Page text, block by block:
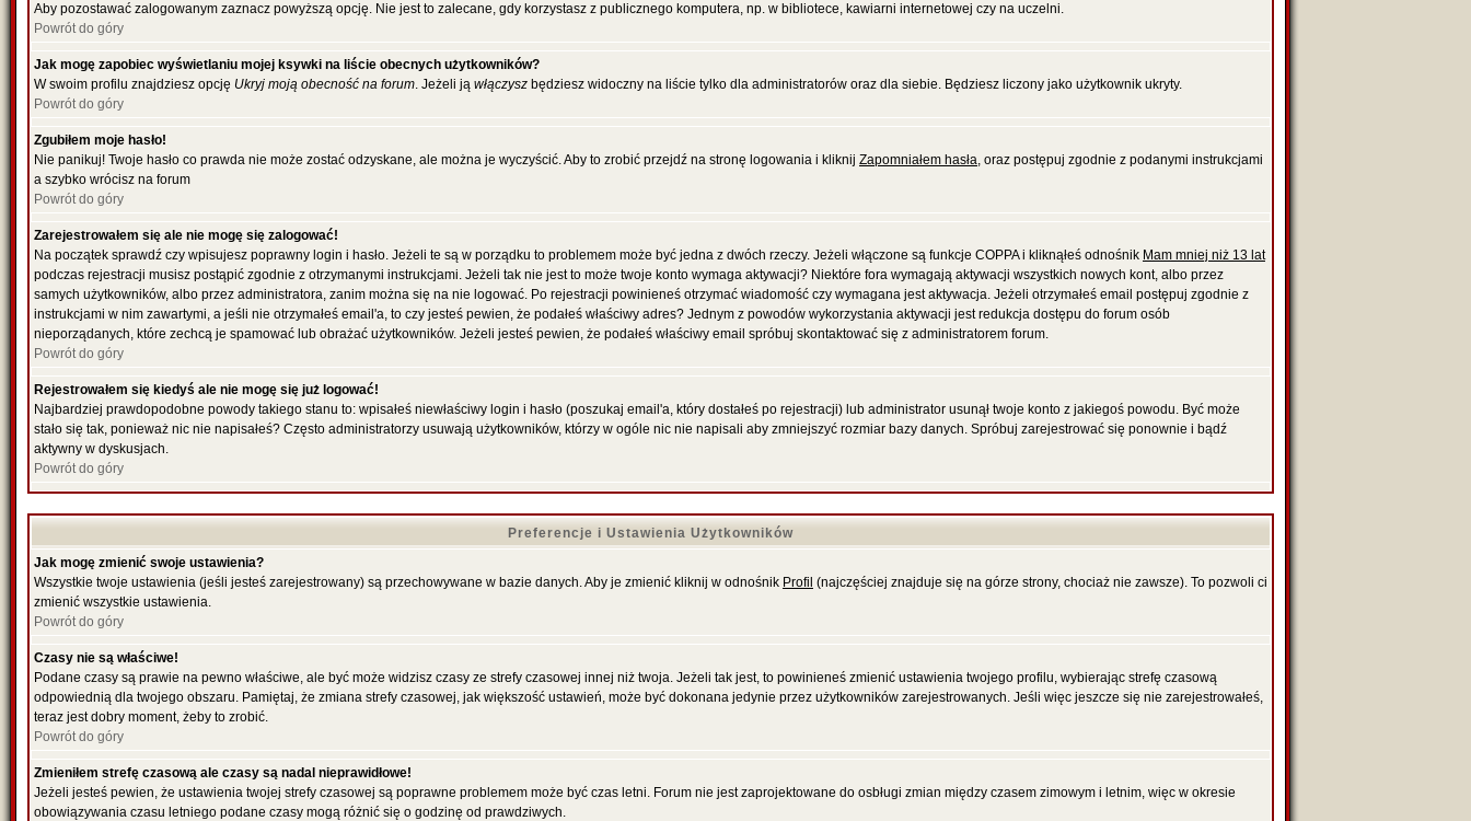
Aby pozostawać zalogowanym zaznacz powyższą opcję. Nie jest to zalecane, gdy korzystasz z publicznego komputera, np. w bibliotece, kawiarni internetowej czy na uczelni.
Powrót do góry
Jak mogę zapobiec wyświetlaniu mojej ksywki na liście obecnych użytkowników?
W swoim profilu znajdziesz opcję Ukryj moją obecność na forum. Jeżeli ją włączysz będziesz widoczny na liście tylko dla administratorów oraz dla siebie. Będziesz liczony jako użytkownik ukryty.
Powrót do góry
Zgubiłem moje hasło!
Nie panikuj! Twoje hasło co prawda nie może zostać odzyskane, ale można je wyczyścić. Aby to zrobić przejdź na stronę logowania i kliknij Zapomniałem hasła, oraz postępuj zgodnie z podanymi instrukcjami
a szybko wrócisz na forum
Powrót do góry
Zarejestrowałem się ale nie mogę się zalogować!
Na początek sprawdź czy wpisujesz poprawny login i hasło. Jeżeli te są w porządku to problemem może być jedna z dwóch rzeczy. Jeżeli włączone są funkcje COPPA i kliknąłeś odnośnik Mam mniej niż 13 lat
podczas rejestracji musisz postąpić zgodnie z otrzymanymi instrukcjami. Jeżeli tak nie jest to może twoje konto wymaga aktywacji? Niektóre fora wymagają aktywacji wszystkich nowych kont, albo przez
samych użytkowników, albo przez administratora, zanim można się na nie logować. Po rejestracji powinieneś otrzymać wiadomość czy wymagana jest aktywacja. Jeżeli otrzymałeś email postępuj zgodnie z
instrukcjami w nim zawartymi, a jeśli nie otrzymałeś email'a, to czy jesteś pewien, że podałeś właściwy adres? Jednym z powodów wykorzystania aktywacji jest redukcja dostępu do forum osób
nieporządanych, które zechcą je spamować lub obrażać użytkowników. Jeżeli jesteś pewien, że podałeś właściwy email spróbuj skontaktować się z administratorem forum.
Powrót do góry
Rejestrowałem się kiedyś ale nie mogę się już logować!
Najbardziej prawdopodobne powody takiego stanu to: wpisałeś niewłaściwy login i hasło (poszukaj email'a, który dostałeś po rejestracji) lub administrator usunął twoje konto z jakiegoś powodu. Być może
stało się tak, ponieważ nic nie napisałeś? Często administratorzy usuwają użytkowników, którzy w ogóle nic nie napisali aby zmniejszyć rozmiar bazy danych. Spróbuj zarejestrować się ponownie i bądź
aktywny w dyskusjach.
Powrót do góry
Preferencje i Ustawienia Użytkowników
Jak mogę zmienić swoje ustawienia?
Wszystkie twoje ustawienia (jeśli jesteś zarejestrowany) są przechowywane w bazie danych. Aby je zmienić kliknij w odnośnik Profil (najczęściej znajduje się na górze strony, chociaż nie zawsze). To pozwoli ci
zmienić wszystkie ustawienia.
Powrót do góry
Czasy nie są właściwe!
Podane czasy są prawie na pewno właściwe, ale być może widzisz czasy ze strefy czasowej innej niż twoja. Jeżeli tak jest, to powinieneś zmienić ustawienia twojego profilu, wybierając strefę czasową
odpowiednią dla twojego obszaru. Pamiętaj, że zmiana strefy czasowej, jak większość ustawień, może być dokonana jedynie przez użytkowników zarejestrowanych. Jeśli więc jeszcze się nie zarejestrowałeś,
teraz jest dobry moment, żeby to zrobić.
Powrót do góry
Zmieniłem strefę czasową ale czasy są nadal nieprawidłowe!
Jeżeli jesteś pewien, że ustawienia twojej strefy czasowej są poprawne problemem może być czas letni. Forum nie jest zaprojektowane do osbługi zmian między czasem zimowym i letnim, więc w okresie
obowiązywania czasu letniego podane czasy mogą różnić się o godzinę od prawdziwych.